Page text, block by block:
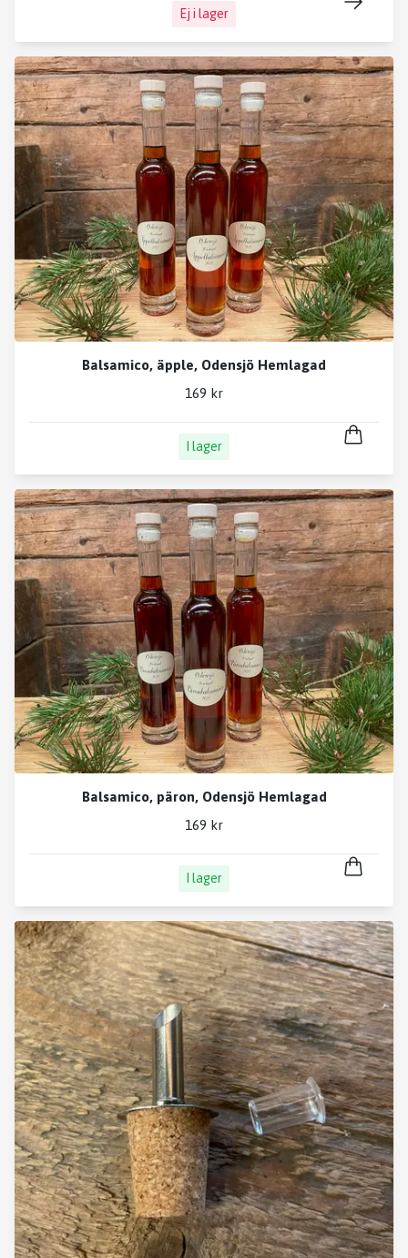
Ej i lager
Balsamico, äpple, Odensjö Hemlagad
169 kr
I lager
Balsamico, päron, Odensjö Hemlagad
169 kr
I lager